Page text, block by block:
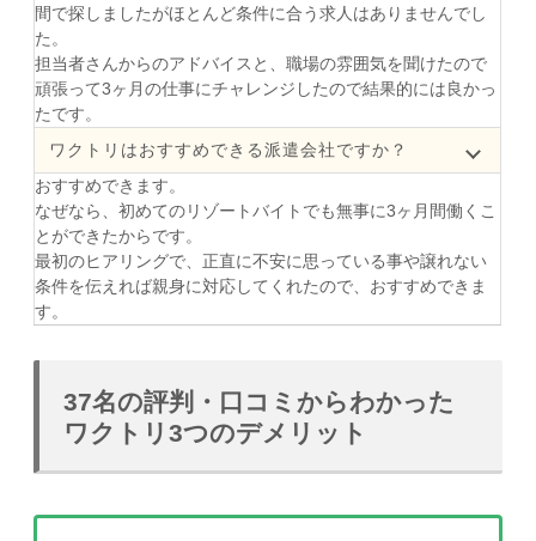
間で探しましたがほとんど条件に合う求人はありませんでし
た。
担当者さんからのアドバイスと、職場の雰囲気を聞けたので
頑張って3ヶ月の仕事にチャレンジしたので結果的には良かっ
たです。
ワクトリはおすすめできる派遣会社ですか？
おすすめできます。
なぜなら、初めてのリゾートバイトでも無事に3ヶ月間働くこ
とができたからです。
最初のヒアリングで、正直に不安に思っている事や譲れない
条件を伝えれば親身に対応してくれたので、おすすめできま
す。
37名の評判・口コミからわかった
ワクトリ3つのデメリット